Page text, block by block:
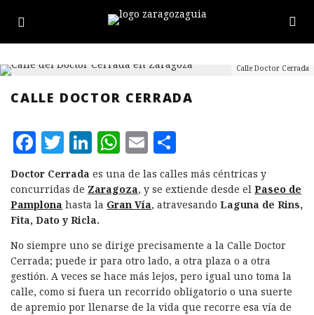
Calle Doctor Cerrada
CALLE DOCTOR CERRADA
F
a
c
e
b
o
o
k
T
w
it
te
r
L
i
n
k
e
d
I
n
W
h
at
s
p
p
E
m
ai
l
o
m
p
rt
ir
Doctor Cerrada es una de las calles más céntricas y
concurridas de Zaragoza, y se extiende desde el Paseo de
Pamplona hasta la Gran Vía, atravesando Laguna de Rins,
Fita, Dato y Ricla.
No siempre uno se dirige precisamente a la Calle Doctor
Cerrada; puede ir para otro lado, a otra plaza o a otra
gestión. A veces se hace más lejos, pero igual uno toma la
calle, como si fuera un recorrido obligatorio o una suerte
de apremio por llenarse de la vida que recorre esa vía de